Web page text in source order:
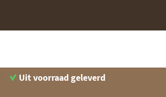
Uit voorraad geleverd